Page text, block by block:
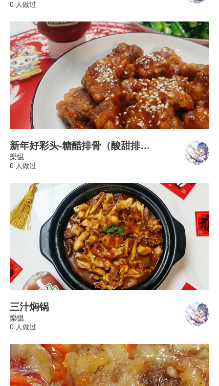
0 人做过
新年好彩头-糖醋排骨（酸甜排骨）
樂愠
0 人做过
三汁焖锅
樂愠
0 人做过